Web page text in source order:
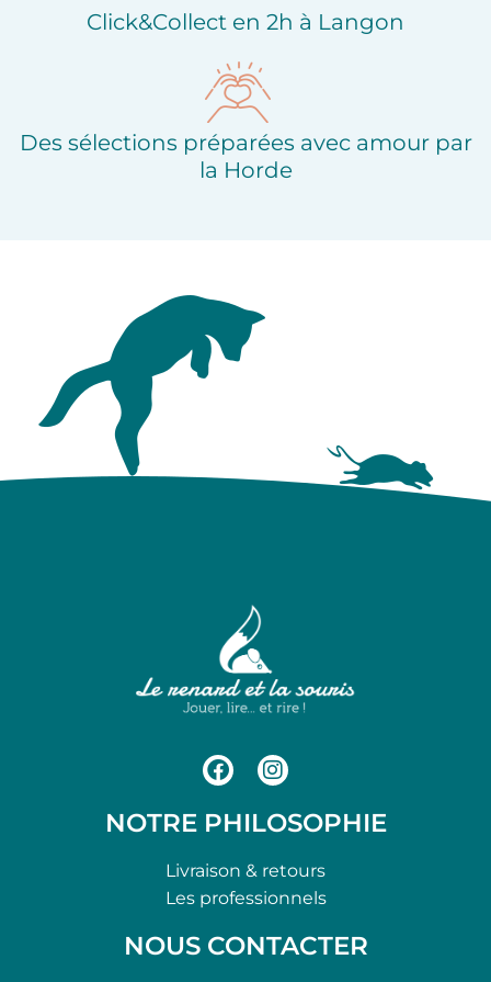
Click&Collect en 2h à Langon
Des sélections préparées avec amour par
la Horde
NOTRE PHILOSOPHIE
Livraison & retours
Les professionnels
NOUS CONTACTER